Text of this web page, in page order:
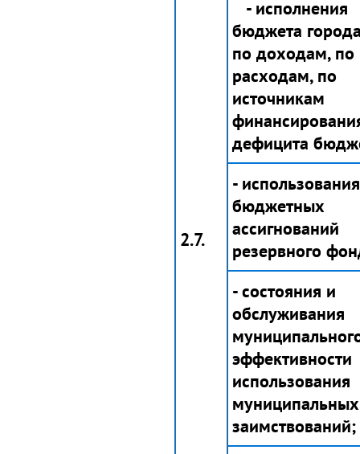
2.7.
- исполнения
бюджета
по доходам, по
расходам, по
источникам
дефицита
- использования
бюджетных
ассигнований
резервного
- состояния и
обслуживания
эффективности
использования
муниципальных
заимствований;